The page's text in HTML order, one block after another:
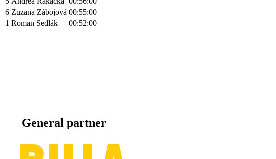
6 Zuzana Zábojová 00:55:00
1 Roman Sedlák 00:52:00
General partner